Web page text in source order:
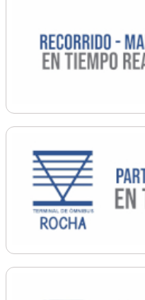
Ordenamiento
Promoción Social
Salud
Secretaría General